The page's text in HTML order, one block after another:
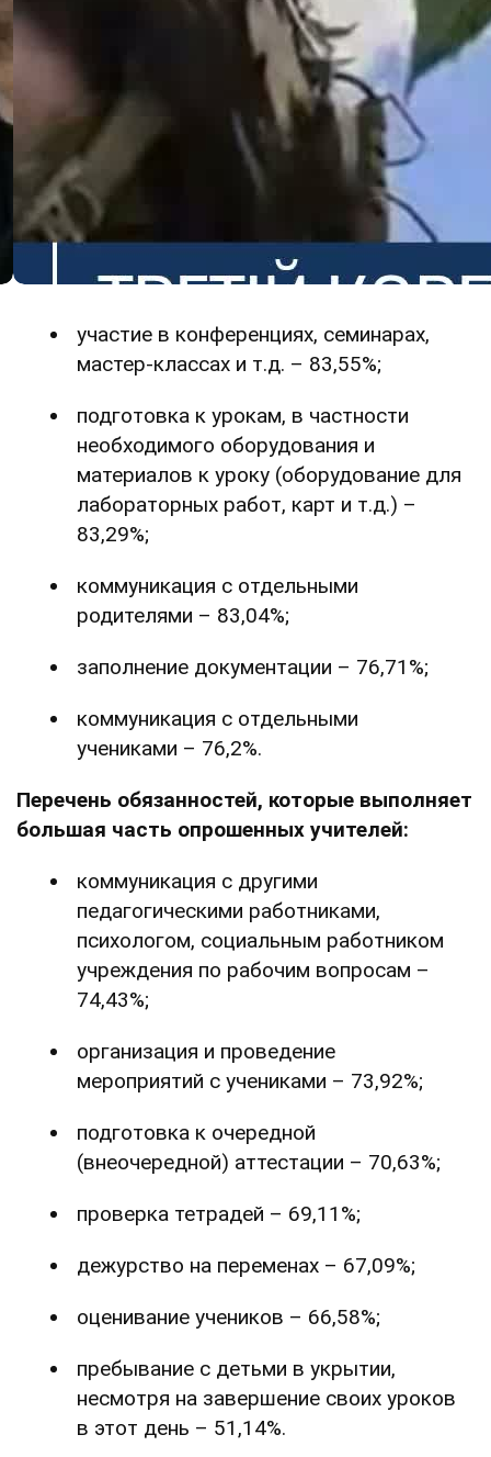
участие в конференциях, семинарах,
мастер-классах и т.д. – 83,55%;
подготовка к урокам, в частности
необходимого оборудования и
материалов к уроку (оборудование для
лабораторных работ, карт и т.д.) –
83,29%;
коммуникация с отдельными
родителями – 83,04%;
заполнение документации – 76,71%;
коммуникация с отдельными
учениками – 76,2%.
Перечень обязанностей, которые выполняет
большая часть опрошенных учителей:
коммуникация с другими
педагогическими работниками,
психологом, социальным работником
учреждения по рабочим вопросам –
74,43%;
организация и проведение
мероприятий с учениками – 73,92%;
подготовка к очередной
(внеочередной) аттестации – 70,63%;
проверка тетрадей – 69,11%;
дежурство на переменах – 67,09%;
оценивание учеников – 66,58%;
пребывание с детьми в укрытии,
несмотря на завершение своих уроков
в этот день – 51,14%.